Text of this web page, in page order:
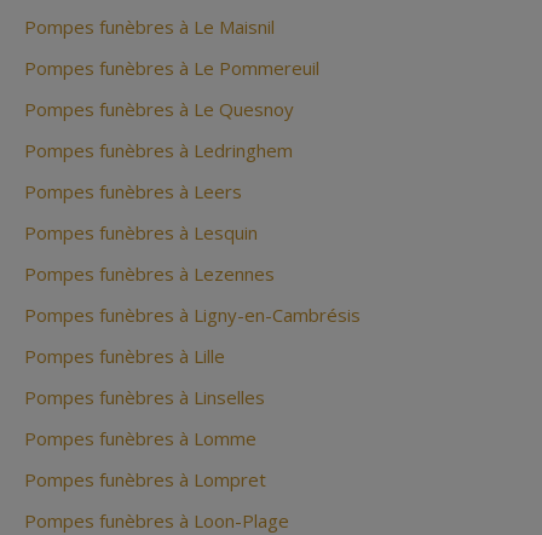
Pompes funèbres à Le Maisnil
Pompes funèbres à Le Pommereuil
Pompes funèbres à Le Quesnoy
Pompes funèbres à Ledringhem
Pompes funèbres à Leers
Pompes funèbres à Lesquin
Pompes funèbres à Lezennes
Pompes funèbres à Ligny-en-Cambrésis
Pompes funèbres à Lille
Pompes funèbres à Linselles
Pompes funèbres à Lomme
Pompes funèbres à Lompret
Pompes funèbres à Loon-Plage